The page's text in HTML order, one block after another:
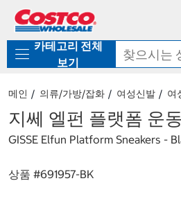
로
기
가
카테고리 전체
보기
메인 의류/가방/잡화 여성신발 여
지쎄 엘펀 플랫폼 운
GISSE Elfun Platform Sneakers -
상품 #691957-BK